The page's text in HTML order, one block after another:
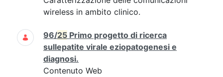
wireless in ambito clinico.
96/25 Primo progetto di ricerca
sullepatite virale eziopatogenesi e
diagnosi.
Contenuto Web